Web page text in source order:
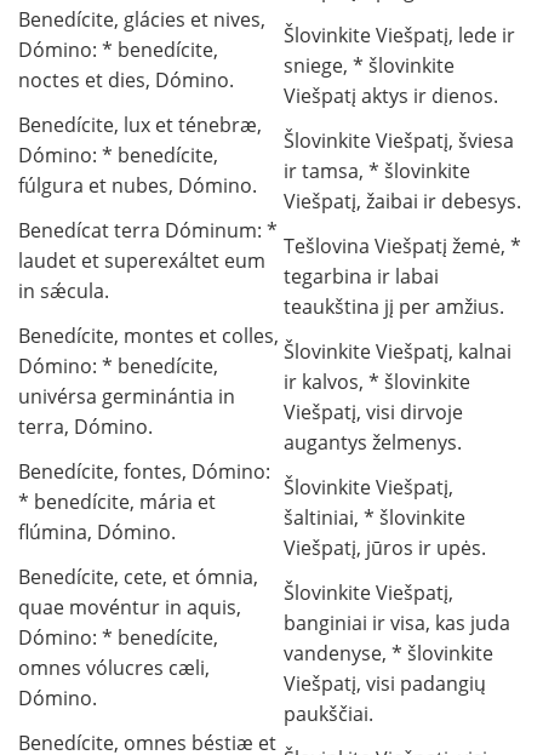
Benedícite, glácies et nives,
Dómino: * benedícite,
noctes et dies, Dómino.
Benedícite, lux et ténebræ,
Dómino: * benedícite,
fúlgura et nubes, Dómino.
Benedícat terra Dóminum: *
laudet et superexáltet eum
in sǽcula.
Benedícite, montes et colles,
Dómino: * benedícite,
univérsa germinántia in
terra, Dómino.
Benedícite, fontes, Dómino:
* benedícite, mária et
flúmina, Dómino.
Benedícite, cete, et ómnia,
quae movéntur in aquis,
Dómino: * benedícite,
omnes vólucres cæli,
Dómino.
Benedícite, omnes béstiæ et
Šlovinkite Viešpatį, lede ir
sniege, * šlovinkite
Viešpatį aktys ir dienos.
Šlovinkite Viešpatį, šviesa
ir tamsa, * šlovinkite
Viešpatį, žaibai ir debesys.
Tešlovina Viešpatį žemė, *
tegarbina ir labai
teaukština jį per amžius.
Šlovinkite Viešpatį, kalnai
ir kalvos, * šlovinkite
Viešpatį, visi dirvoje
augantys želmenys.
Šlovinkite Viešpatį,
šaltiniai, * šlovinkite
Viešpatį, jūros ir upės.
Šlovinkite Viešpatį,
banginiai ir visa, kas juda
vandenyse, * šlovinkite
Viešpatį, visi padangių
paukščiai.